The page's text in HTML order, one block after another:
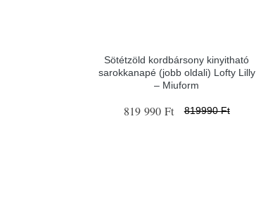
Sötétzöld kordbársony kinyitható
sarokkanapé (jobb oldali) Lofty Lilly
– Miuform
819 990 Ft 819990 Ft